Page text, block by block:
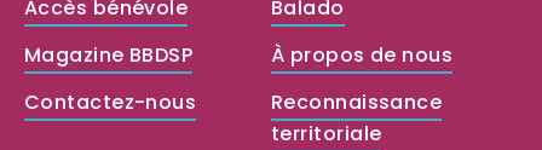
Accès bénévole
Balado
Magazine BBDSP
À propos de nous
Contactez-nous
Reconnaissance
territoriale